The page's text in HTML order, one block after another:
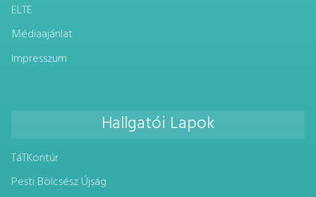
ELTE
Médiaajánlat
Impresszum
Hallgatói Lapok
TáTKontúr
Pesti Bölcsész Újság